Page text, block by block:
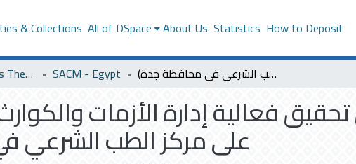
& Collections All of DSpace About Us Statistics How to Deposit
Saudi Cultural Missions Theses & Dissertations SACM - Egypt دور القيادة التحويلية في تحقيق فعالية إدارة الأزمات والكوارث(دراسة تطبيقية على مركز الطب الشرعي في محافظة جدة)
تحقيق فعالية إدارة الأزمات
على مركز الطب الشرعي